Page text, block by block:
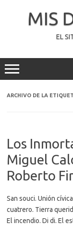
contenidoMIS
EL
ARCHIVO DE LA
Los
Miguel
Roberto
San souci. Unión
cuatrero. Tierra
El incendio. Di di. El